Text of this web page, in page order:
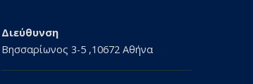
Διεύθυνση
Βησσαρίωνος 3-5 ,10672 Αθήνα